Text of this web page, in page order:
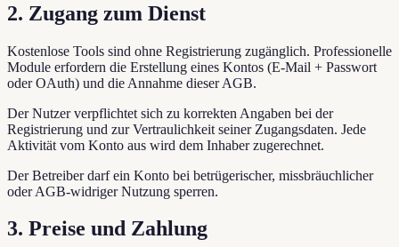
2. Zugang zum Dienst
Kostenlose Tools sind ohne Registrierung zugänglich. Professionelle
Module erfordern die Erstellung eines Kontos (E-Mail + Passwort
oder OAuth) und die Annahme dieser AGB.
Der Nutzer verpflichtet sich zu korrekten Angaben bei der
Registrierung und zur Vertraulichkeit seiner Zugangsdaten. Jede
Aktivität vom Konto aus wird dem Inhaber zugerechnet.
Der Betreiber darf ein Konto bei betrügerischer, missbräuchlicher
oder AGB-widriger Nutzung sperren.
3. Preise und Zahlung